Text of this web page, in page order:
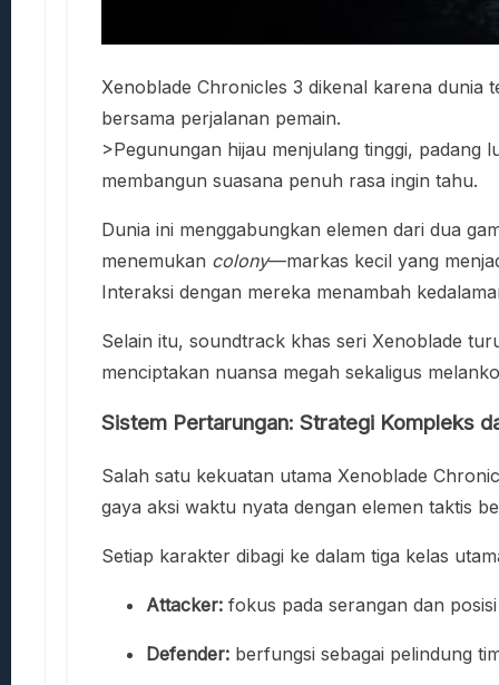
Xenoblade Chronicles 3 dikenal karena
bersama perjalanan pemain.
>Pegunungan hijau menjulang tinggi, padang
membangun suasana penuh rasa ingin tahu.
Dunia ini menggabungkan elemen dari dua
menemukan colony—markas kecil yang
Interaksi dengan mereka menambah
Selain itu, soundtrack khas seri Xenoblade
menciptakan nuansa megah sekaligus
Sistem Pertarungan: Strategi Kompleks
Salah satu kekuatan utama Xenoblade
gaya aksi waktu nyata dengan elemen taktis
Setiap karakter dibagi ke dalam tiga kelas
Attacker: fokus pada serangan dan
Defender: berfungsi sebagai pelindung